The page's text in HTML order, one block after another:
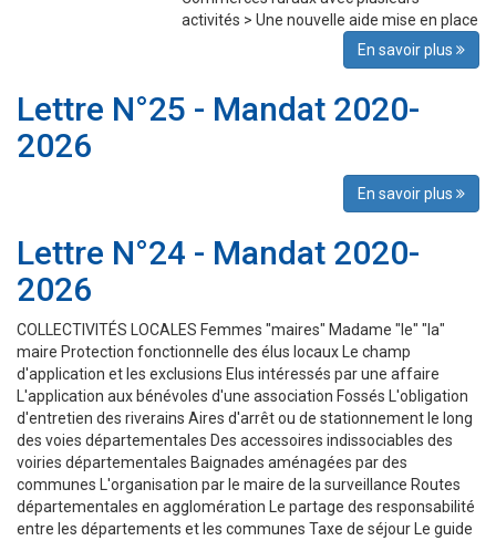
activités > Une nouvelle aide mise en place
En savoir plus
Lettre N°25 - Mandat 2020-
2026
En savoir plus
Lettre N°24 - Mandat 2020-
2026
COLLECTIVITÉS LOCALES Femmes "maires" Madame "le" "la"
maire Protection fonctionnelle des élus locaux Le champ
d'application et les exclusions Elus intéressés par une affaire
L'application aux bénévoles d'une association Fossés L'obligation
d'entretien des riverains Aires d'arrêt ou de stationnement le long
des voies départementales Des accessoires indissociables des
voiries départementales Baignades aménagées par des
communes L'organisation par le maire de la surveillance Routes
départementales en agglomération Le partage des responsabilité
entre les départements et les communes Taxe de séjour Le guide